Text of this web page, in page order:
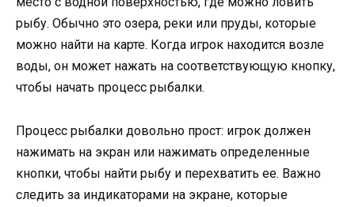
рыбу. Обычно это озера, реки или пруды, которые
можно найти на карте. Когда игрок находится возле
воды, он может нажать на соответствующую кнопку,
чтобы начать процесс рыбалки.
Процесс рыбалки довольно прост: игрок должен
нажимать на экран или нажимать определенные
кнопки, чтобы найти рыбу и перехватить ее. Важно
следить за индикаторами на экране, которые